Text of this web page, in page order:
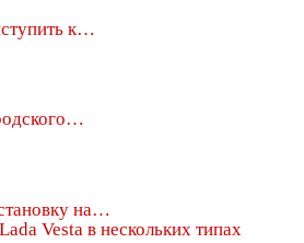
к…
на…
Lada Vesta в нескольких типах